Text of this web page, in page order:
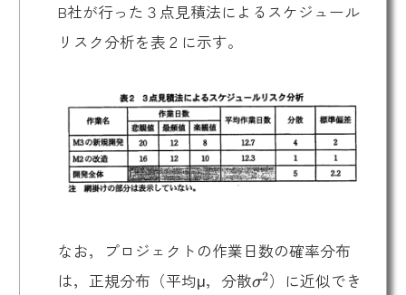
\sqrt{\text{分
散の合計}}
B社が行った３点見積法によるスケジュール
リスク分析を表２に示す。
なお，プロジェクトの作業日数の確率分布
は，正規分布（平均μ，分散σ^2
σ2）に近似でき